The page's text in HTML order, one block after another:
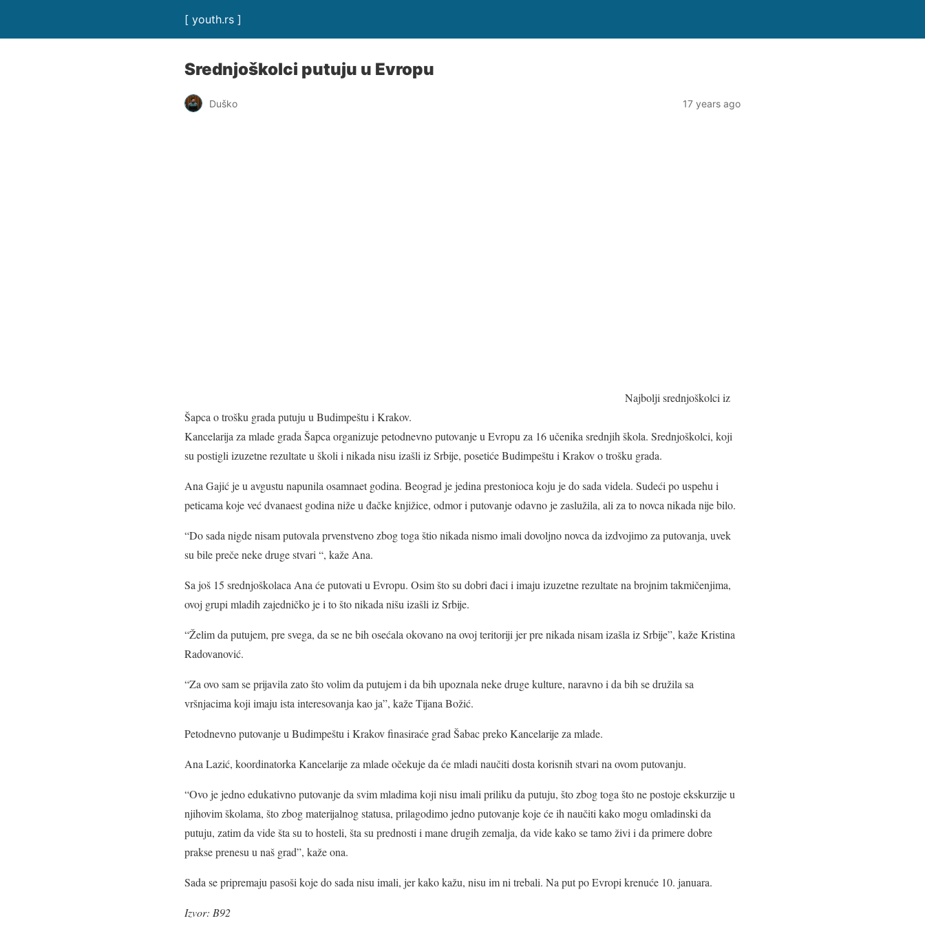
[ youth.rs ]
Srednjoškolci putuju u Evropu
Duško 17 years ago
Najbolji srednjoškolci iz
Šapca o trošku grada putuju u Budimpeštu i Krakov.
Kancelarija za mlade grada Šapca organizuje petodnevno putovanje u Evropu za 16 učenika srednjih škola. Srednjoškolci, koji
su postigli izuzetne rezultate u školi i nikada nisu izašli iz Srbije, posetiće Budimpeštu i Krakov o trošku grada.
Ana Gajić je u avgustu napunila osamnaet godina. Beograd je jedina prestonioca koju je do sada videla. Sudeći po uspehu i
peticama koje već dvanaest godina niže u đačke knjižice, odmor i putovanje odavno je zaslužila, ali za to novca nikada nije bilo.
“Do sada nigde nisam putovala prvenstveno zbog toga štio nikada nismo imali dovoljno novca da izdvojimo za putovanja, uvek
su bile preče neke druge stvari “, kaže Ana.
Sa još 15 srednjoškolaca Ana će putovati u Evropu. Osim što su dobri đaci i imaju izuzetne rezultate na brojnim takmičenjima,
ovoj grupi mladih zajedničko je i to što nikada nišu izašli iz Srbije.
“Želim da putujem, pre svega, da se ne bih osećala okovano na ovoj teritoriji jer pre nikada nisam izašla iz Srbije”, kaže Kristina
Radovanović.
“Za ovo sam se prijavila zato što volim da putujem i da bih upoznala neke druge kulture, naravno i da bih se družila sa
vršnjacima koji imaju ista interesovanja kao ja”, kaže Tijana Božić.
Petodnevno putovanje u Budimpeštu i Krakov finasiraće grad Šabac preko Kancelarije za mlade.
Ana Lazić, koordinatorka Kancelarije za mlade očekuje da će mladi naučiti dosta korisnih stvari na ovom putovanju.
“Ovo je jedno edukativno putovanje da svim mladima koji nisu imali priliku da putuju, što zbog toga što ne postoje ekskurzije u
njihovim školama, što zbog materijalnog statusa, prilagodimo jedno putovanje koje će ih naučiti kako mogu omladinski da
putuju, zatim da vide šta su to hosteli, šta su prednosti i mane drugih zemalja, da vide kako se tamo živi i da primere dobre
prakse prenesu u naš grad”, kaže ona.
Sada se pripremaju pasoši koje do sada nisu imali, jer kako kažu, nisu im ni trebali. Na put po Evropi krenuće 10. januara.
Izvor: B92